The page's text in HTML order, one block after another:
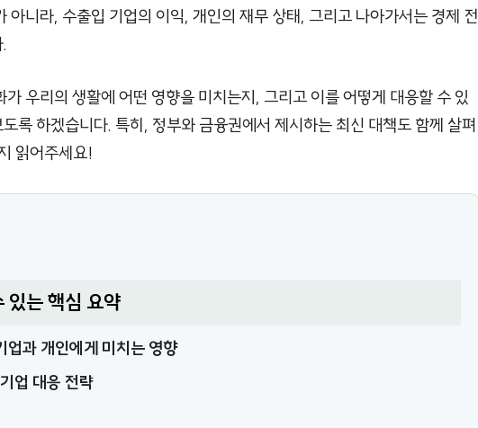
아니라, 수출입 기업의 이익, 개인의 재무 상태, 그리고 나아가서는 경제 전
우리의 생활에 어떤 영향을 미치는지, 그리고 이를 어떻게 대응할 수 있
록 하겠습니다. 특히, 정부와 금융권에서 제시하는 최신 대책도 함께 살펴
읽어주세요!
있는 핵심 요약
업과 개인에게 미치는 영향
업 대응 전략